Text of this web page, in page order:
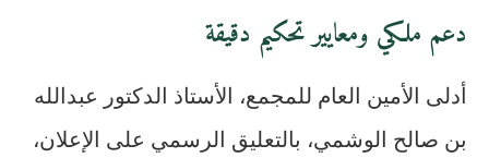
دعم ملكي ومعايير تحكيم دقيقة
أدلى الأمين العام للمجمع، الأستاذ الدكتور عبدالله
بن صالح الوشمي، بالتعليق الرسمي على الإعلان،